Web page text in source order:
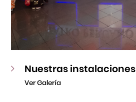
Nuestras instalaciones
Ver Galería